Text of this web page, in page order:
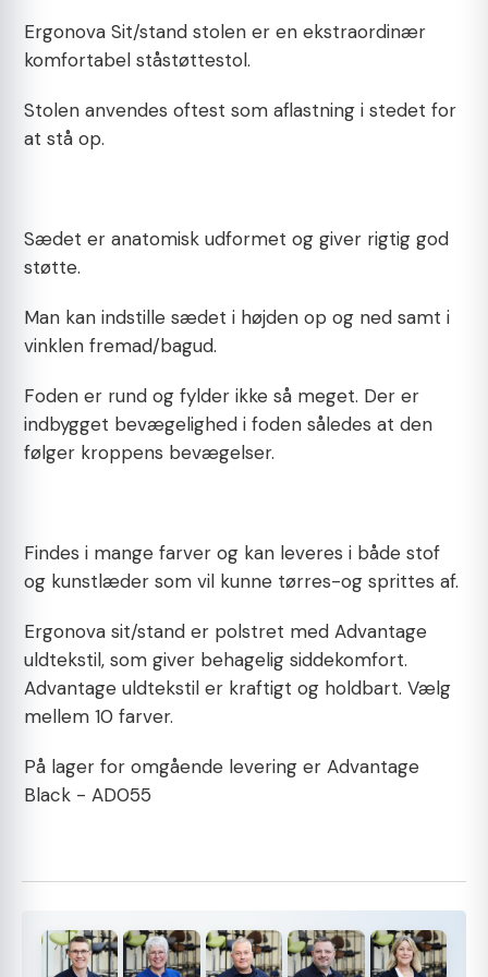
Ergonova Sit/stand stolen er en ekstraordinær
komfortabel ståstøttestol.
Stolen anvendes oftest som aflastning i stedet for
at stå op.
Sædet er anatomisk udformet og giver rigtig god
støtte.
Man kan indstille sædet i højden op og ned samt i
vinklen fremad/bagud.
Foden er rund og fylder ikke så meget. Der er
indbygget bevægelighed i foden således at den
følger kroppens bevægelser.
Findes i mange farver og kan leveres i både stof
og kunstlæder som vil kunne tørres-og sprittes af.
Ergonova sit/stand er polstret med Advantage
uldtekstil, som giver behagelig siddekomfort.
Advantage uldtekstil er kraftigt og holdbart. Vælg
mellem 10 farver.
På lager for omgående levering er Advantage
Black - AD055